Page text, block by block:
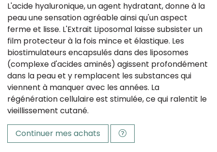
L'acide hyaluronique, un agent hydratant, donne à la
peau une sensation agréable ainsi qu'un aspect
ferme et lisse. L'Extrait Liposomal laisse subsister un
film protecteur à la fois mince et élastique. Les
biostimulateurs encapsulés dans des liposomes
(complexe d'acides aminés) agissent profondément
dans la peau et y remplacent les substances qui
viennent à manquer avec les années. La
régénération cellulaire est stimulée, ce qui ralentit le
vieillissement cutané.
Continuer mes achats